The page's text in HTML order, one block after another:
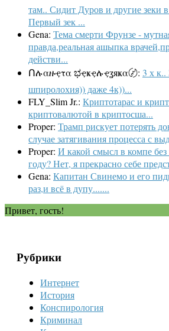
там.. Сидит Дуров и другие зеки
Первый зек ...
Gena: Тема смерти Фрунзе -
правда,реальная ашыпка
действи...
Ոሉαዙҿτα ಭҿҝҿሉҿʓяҝα〄: 3 х
шпиролохия)) даже 4к))...
FLY_Slim Jr.: Криптотарас и
криптовалютой в криптосша...
Proper: Трамп рискует потерять
случае затягивания процесса с
Proper: И какой смысл в компе без
году? Нет, я прекрасно себе
Gena: Капитан Свинемо и его
раз,и всё в дупу.......
Привет, гость!
Рубрики
Интернет
История
Конспирология
Криминал